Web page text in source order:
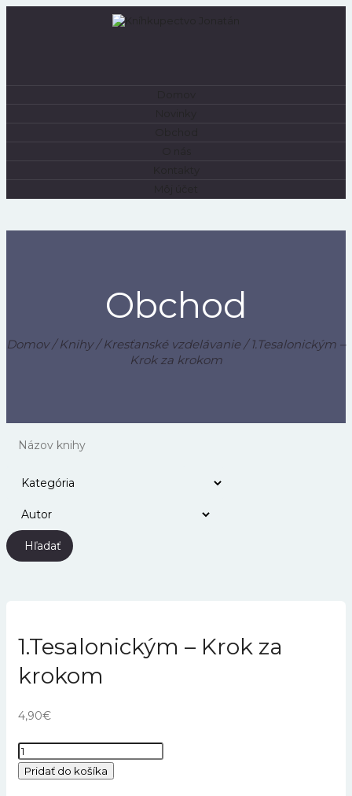
Obchod
Domov/Knihy/Kresťanské vzdelávanie/ 1.Tesalonickým –
Krok za krokom
Hľadať
1.Tesalonickým – Krok za
krokom
4,90€
množstvo
1.Tesalonickým
Pridať do košíka